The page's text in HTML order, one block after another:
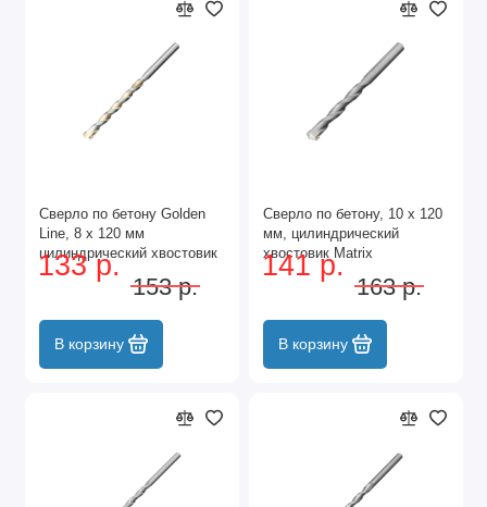
Сверло по бетону Golden
Line, 8 х 120 мм
цилиндрический хвостовик
Matrix
133 р.
153 р.
В корзину
Сверло по бетону, 10 х 120
мм, цилиндрический
хвостовик Matrix
141 р.
163 р.
В корзину